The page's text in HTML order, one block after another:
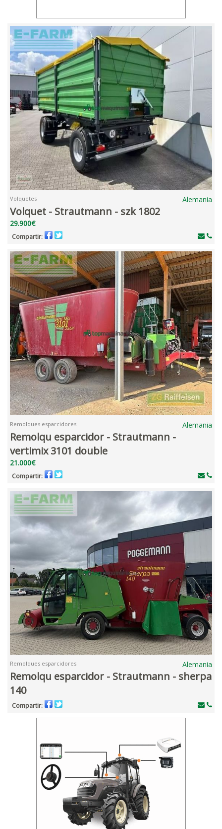
Volquetes Alemania
Volquet - Strautmann - szk 1802
29.900€
Compartir:
Remolques esparcidores Alemania
Remolqu esparcidor - Strautmann -
vertimix 3101 double
21.000€
Compartir:
Remolques esparcidores Alemania
Remolqu esparcidor - Strautmann - sherpa
140
Compartir: